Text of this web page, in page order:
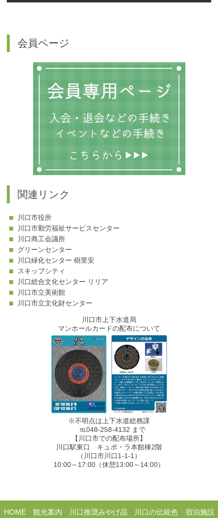
会員ページ
関連リンク
川口市役所
川口市勤労福祉サービスセンター
川口商工会議所
グリーンセンター
川口緑化センター 樹里安
スキップシティ
川口総合文化センター リリア
川口市立美術館
川口市立文化財センター
川口市上下水道局
マンホールカードの配布について
※不明点は上下水道総務課
℡048-258-4132 まで
【川口市での配布場所】
川口駅東口 キュポ・ラ本館棟2階
（川口市川口1-1-1）
10:00～17:00（休憩13:00～14:00）
HOME 観光案内 川口推奨みやげ品 川口の伝統色
宿泊施設